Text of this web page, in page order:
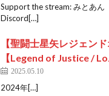
Support the stream: みとあん
Discord[…]
【聖闘士星矢レジェン
【Legend of Justice / LoJ
2025.05.10
2024年[…]